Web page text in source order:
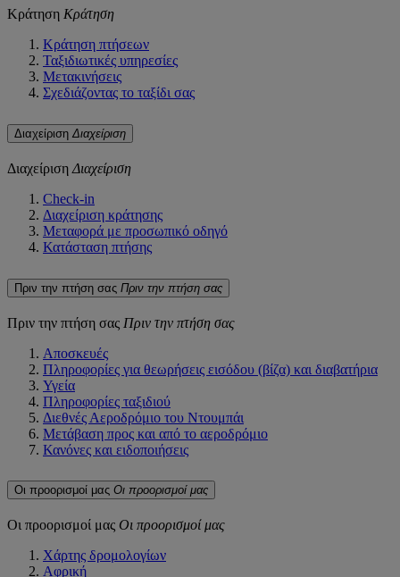
Κράτηση Κράτηση
Κράτηση πτήσεων
Ταξιδιωτικές υπηρεσίες
Μετακινήσεις
Σχεδιάζοντας το ταξίδι σας
Διαχείριση Διαχείριση
Διαχείριση Διαχείριση
Check-in
Διαχείριση κράτησης
Μεταφορά με προσωπικό οδηγό
Κατάσταση πτήσης
Πριν την πτήση σας Πριν την πτήση σας
Πριν την πτήση σας Πριν την πτήση σας
Αποσκευές
Πληροφορίες για θεωρήσεις εισόδου (βίζα) και διαβατήρια
Υγεία
Πληροφορίες ταξιδιού
Διεθνές Αεροδρόμιο του Ντουμπάι
Μετάβαση προς και από το αεροδρόμιο
Κανόνες και ειδοποιήσεις
Οι προορισμοί μας Οι προορισμοί μας
Οι προορισμοί μας Οι προορισμοί μας
Χάρτης δρομολογίων
Αφρική